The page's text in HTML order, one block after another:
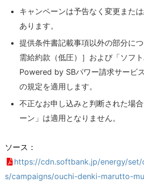
キャンペーンは予告なく変更また
あります。
提供条件書記載事項以外の部分に
需給約款（低圧）］および「ソフ
Powered by SBパワー請求サービ
の規定を適用します。
不正なお申し込みと判断された場
ーン」は適用となりません。
ソース：
https://cdn.softbank.jp/energy/
s/campaigns/ouchi-denki-marutto-